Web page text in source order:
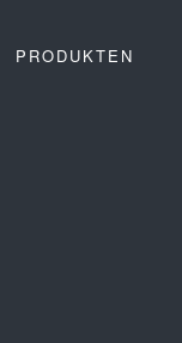
PRODUKTEN